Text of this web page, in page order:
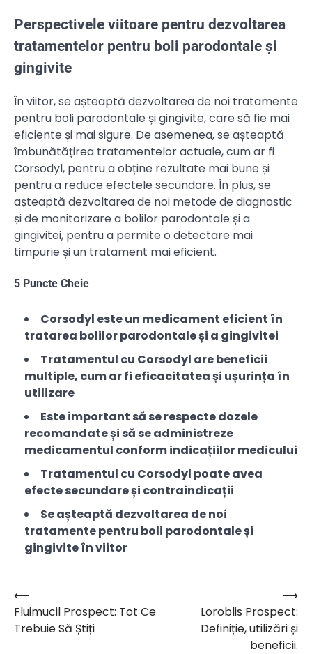
Perspectivele viitoare pentru dezvoltarea
tratamentelor pentru boli parodontale și
gingivite
În viitor, se așteaptă dezvoltarea de noi tratamente
pentru boli parodontale și gingivite, care să fie mai
eficiente și mai sigure. De asemenea, se așteaptă
îmbunătățirea tratamentelor actuale, cum ar fi
Corsodyl, pentru a obține rezultate mai bune și
pentru a reduce efectele secundare. În plus, se
așteaptă dezvoltarea de noi metode de diagnostic
și de monitorizare a bolilor parodontale și a
gingivitei, pentru a permite o detectare mai
timpurie și un tratament mai eficient.
5 Puncte Cheie
Corsodyl este un medicament eficient în
tratarea bolilor parodontale și a gingivitei
Tratamentul cu Corsodyl are beneficii
multiple, cum ar fi eficacitatea și ușurința în
utilizare
Este important să se respecte dozele
recomandate și să se administreze
medicamentul conform indicațiilor medicului
Tratamentul cu Corsodyl poate avea
efecte secundare și contraindicații
Se așteaptă dezvoltarea de noi
tratamente pentru boli parodontale și
gingivite în viitor
Navigare
în
⟵
Fluimucil Prospect: Tot Ce
Trebuie Să Știți
Loroblis Prospect:
Definiție, utilizări și
beneficii.
⟶